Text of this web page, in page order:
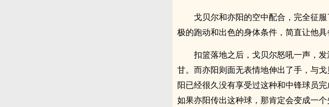
戈贝尔和亦阳的空中配合，完全征
极的跑动和出色的身体条件，简直让他具
扣篮落地之后，戈贝尔怒吼一声，
甘。而亦阳则面无表情地伸出了手，与
阳已经很久没有享受过这种和中锋球员
如果亦阳传出这种球，那肯定会变成一